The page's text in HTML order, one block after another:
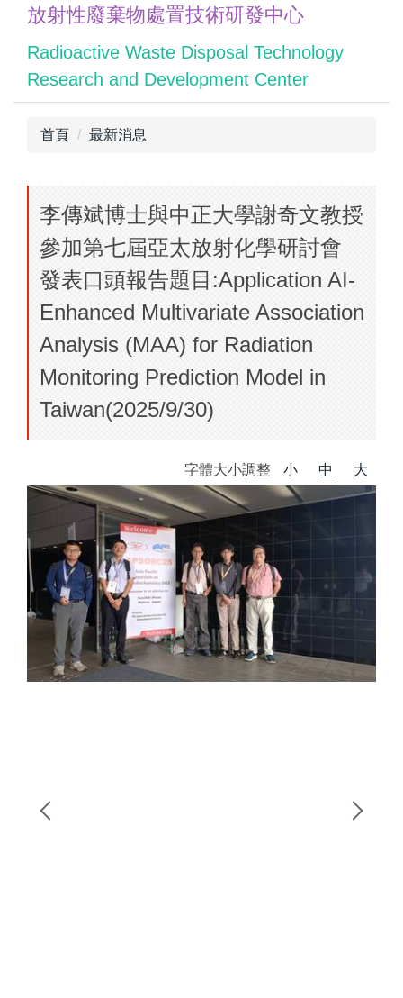
內
放射性廢棄物處置技術研發中心
Radioactive Waste Disposal Technology
Research and Development Center
首頁 最新消息
李傳斌博士與中正大學謝奇文教授
參加第七屆亞太放射化學研討會
發表口頭報告題目:Application AI-
Enhanced Multivariate Association
Analysis (MAA) for Radiation
Monitoring Prediction Model in
Taiwan(2025/9/30)
字體大小調整 小 中 大